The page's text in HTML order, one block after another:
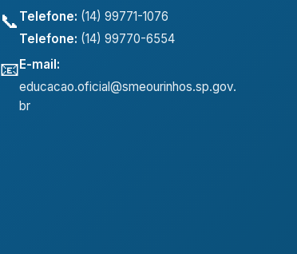
📞 Telefone: (14) 99771-1076
Telefone: (14) 99770-6554
📧E-mail:
educacao.oficial@smeourinhos.sp.gov.
br